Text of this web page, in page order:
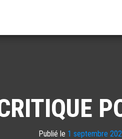
Publié le 1 septembre